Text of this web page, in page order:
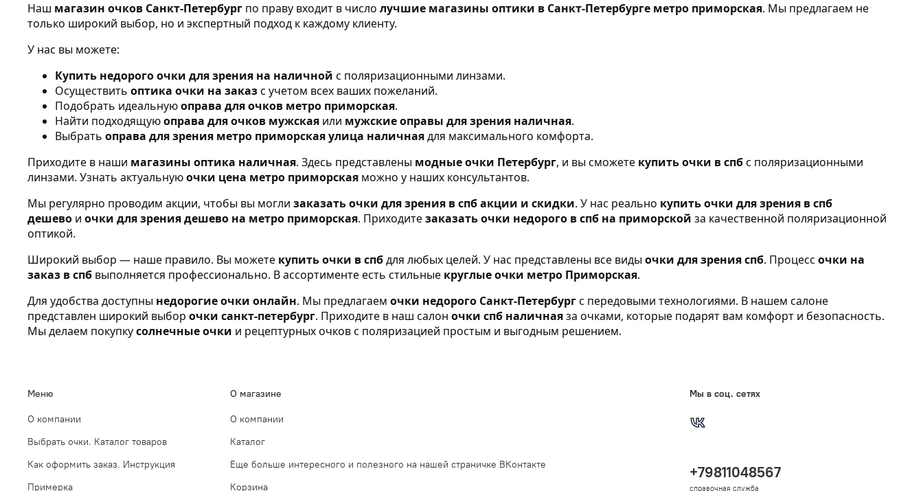
Наш магазин очков Санкт-Петербург по праву входит в число лучшие магазины оптики в Санкт-Петербурге метро приморская. Мы предлагаем не
только широкий выбор, но и экспертный подход к каждому клиенту.
У нас вы можете:
Купить недорого очки для зрения на наличной с поляризационными линзами.
Осуществить оптика очки на заказс учетом всех ваших пожеланий.
Подобрать идеальнуюоправа для очков метро приморская.
Найти подходящуюоправа для очков мужская или мужские оправы для зрения наличная.
Выбрать оправа для зрения метро приморская улица наличнаядля максимального комфорта.
Приходите в наши магазины оптика наличная. Здесь представлены модные очки Петербург, и вы сможете купить очки в спбс поляризационными
линзами. Узнать актуальнуюочки цена метро приморская можно у наших консультантов.
Мы регулярно проводим акции, чтобы вы могли заказать очки для зрения в спб акции и скидки. У нас реально купить очки для зрения в спб
дешево и очки для зрения дешево на метро приморская. Приходитезаказать очки недорого в спб на приморской за качественной поляризационной
оптикой.
Широкий выбор — наше правило. Вы можете купить очки в спбдля любых целей. У нас представлены все виды очки для зрения спб. Процесс очки на
заказ в спб выполняется профессионально. В ассортименте есть стильные круглые очки метро Приморская.
Для удобства доступны недорогие очки онлайн. Мы предлагаем очки недорого Санкт-Петербургс передовыми технологиями. В нашем салоне
представлен широкий выбор очки санкт-петербург. Приходите в наш салон очки спб наличнаяза очками, которые подарят вам комфорт и безопасность.
Мы делаем покупкусолнечные очки и рецептурных очков с поляризацией простым и выгодным решением.
Меню
О компании
Выбрать очки. Каталог товаров
Как оформить заказ. Инструкция
Примерка
О магазине
О компании
Каталог
Еще больше интересного и полезного на нашей страничке ВКонтакте
Корзина
Мы в соц. сетях
+79811048567
справочная служба